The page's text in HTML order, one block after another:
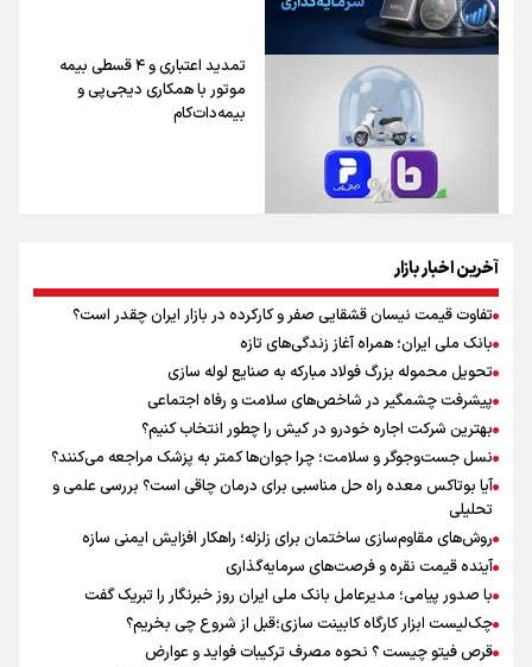
تمدید اعتباری و ۴ قسطی بیمه
موتور با همکاری دیجی‌پی و
بیمه‌دات‌کام
آخرین اخبار بازار
تفاوت قیمت نیسان قشقایی صفر و کارکرده در بازار ایران چقدر است؟
بانک ملی ایران؛ همراه آغاز زندگی‌های تازه
تحویل محموله بزرگ فولاد مبارکه به صنایع لوله سازی
پیشرفت چشمگیر در شاخص‌های سلامت و رفاه اجتماعی
بهترین شرکت اجاره خودرو در کیش را چطور انتخاب کنیم؟
نسل جست‌وجوگر و سلامت؛ چرا جوان‌ها کمتر به پزشک مراجعه می‌کنند؟
آیا بوتاکس معده راه حل مناسبی برای درمان چاقی است؟ بررسی علمی و
تحلیلی
روش‌های مقاوم‌سازی ساختمان برای زلزله؛ راهکار افزایش ایمنی سازه
آینده قیمت نقره و فرصت‌های سرمایه‌گذاری
با صدور پیامی؛ مدیرعامل بانک ملی ایران روز خبرنگار را تبریک گفت
چک‌لیست ابزار کارگاه کابینت سازی؛قبل از شروع چی بخریم؟
قرص فیتو چیست ؟ نحوه مصرف ترکیبات فواید و عوارض